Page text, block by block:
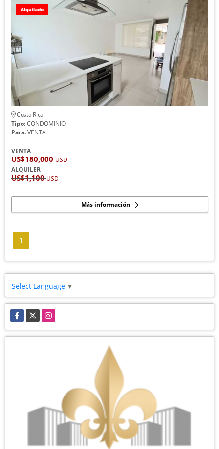
Alquilado
Costa Rica
Tipo:CONDOMINIO
Para:VENTA
VENTA
US$180,000 USD
ALQUILER
US$1,100USD
Más información
1
Select Language ▼
Facebook
X Instagram